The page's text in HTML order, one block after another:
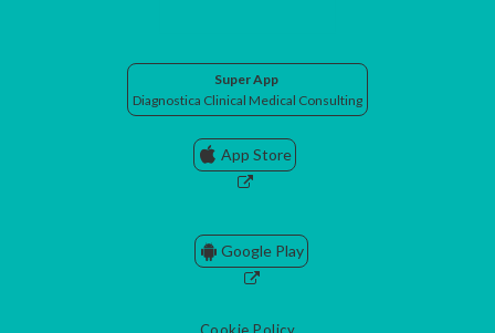
Super App
Diagnostica Clinical Medical Consulting
App Store
Google Play
Cookie Policy